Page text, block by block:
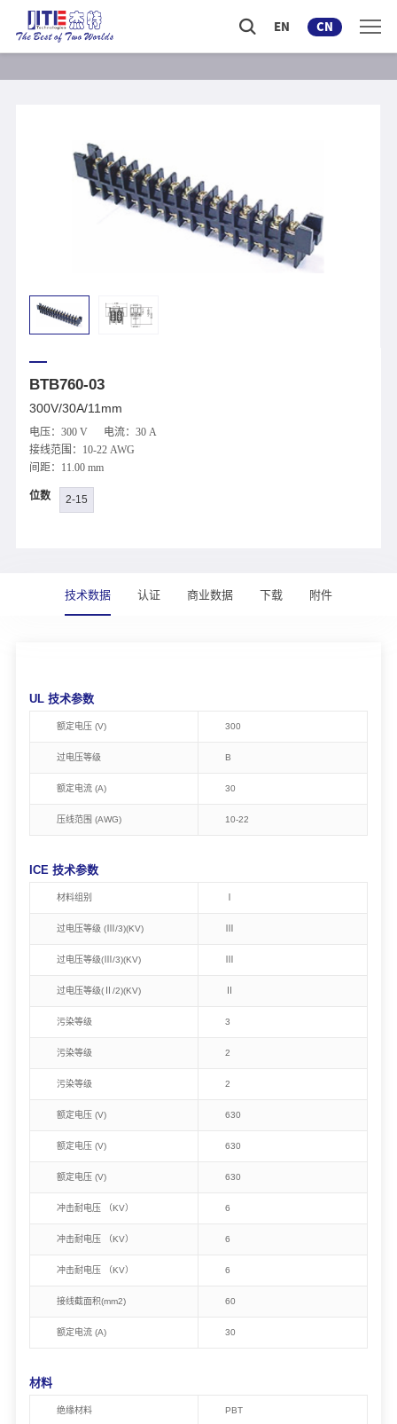
EN CN
BTB760-03
300V/30A/11mm
电压：300 V 电流：30 A
接线范围：10-22 AWG
间距：11.00 mm
位数 2-15
技术数据 认证 商业数据 下载 附件
UL 技术参数
额定电压 (V) 300
过电压等级 B
额定电流 (A) 30
压线范围 (AWG) 10-22
ICE 技术参数
材料组别
过电压等级 (Ⅲ/3)(KV)
过电压等级(Ⅲ/3)(KV)
过电压等级(Ⅱ/2)(KV)
污染等级 3
污染等级 2
污染等级 2
额定电压 (V) 630
额定电压 (V) 630
额定电压 (V) 630
冲击耐电压 （KV） 6
冲击耐电压 （KV） 6
冲击耐电压 （KV） 6
接线截面积(mm2) 60
额定电流 (A) 30
材料
绝缘材料 PBT